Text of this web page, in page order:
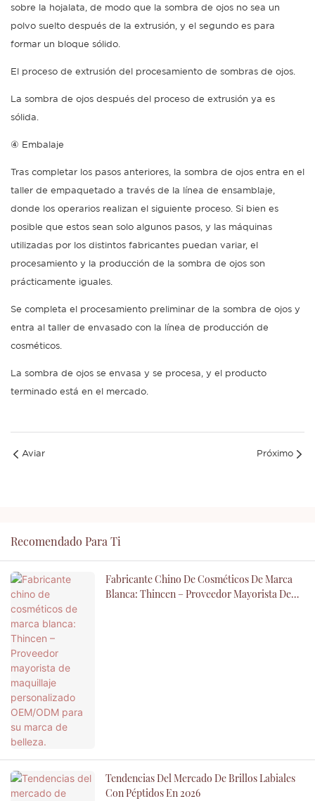
sobre la hojalata, de modo que la sombra de ojos no sea un
polvo suelto después de la extrusión, y el segundo es para
formar un bloque sólido.
El proceso de extrusión del procesamiento de sombras de ojos.
La sombra de ojos después del proceso de extrusión ya es
sólida.
④ Embalaje
Tras completar los pasos anteriores, la sombra de ojos entra en el
taller de empaquetado a través de la línea de ensamblaje,
donde los operarios realizan el siguiente proceso. Si bien es
posible que estos sean solo algunos pasos, y las máquinas
utilizadas por los distintos fabricantes puedan variar, el
procesamiento y la producción de la sombra de ojos son
prácticamente iguales.
Se completa el procesamiento preliminar de la sombra de ojos y
entra al taller de envasado con la línea de producción de
cosméticos.
La sombra de ojos se envasa y se procesa, y el producto
terminado está en el mercado.
Aviar Próximo
Recomendado Para Ti
Fabricante Chino De Cosméticos De Marca
Blanca: Thincen – Proveedor Mayorista De
Tendencias Del Mercado De Brillos Labiales
Con Péptidos En 2026